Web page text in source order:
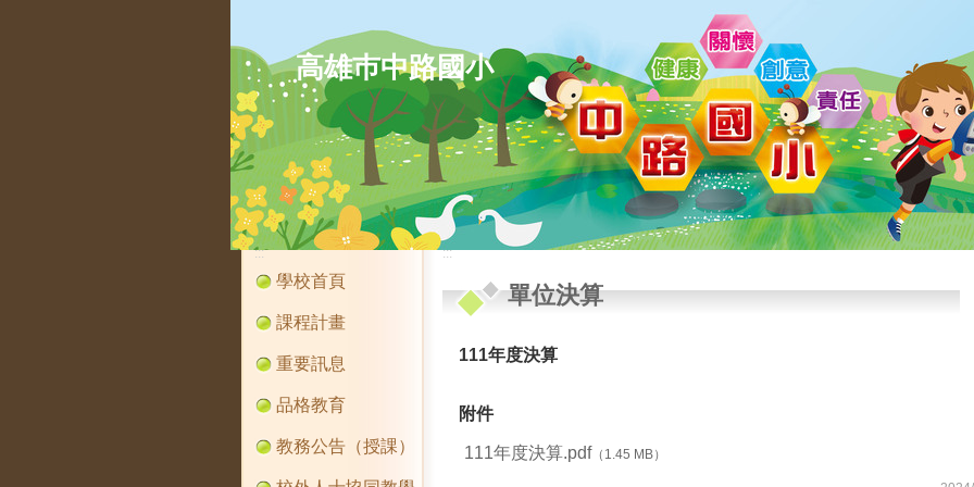
高雄巿中路國小
:::
學校首頁
課程計畫
重要訊息
品格教育
教務公告（授課）
:::
單位決算
111年度決算
附件
111年度決算.pdf（1.45 MB）